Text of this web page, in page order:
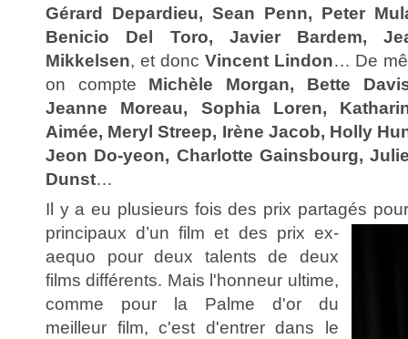
Gérard Depardieu, Sean Penn, Peter
Benicio Del Toro, Javier Bardem,
Mikkelsen, et donc Vincent Lindon… De
on compte Michèle Morgan, Bette
Jeanne Moreau, Sophia Loren,
Aimée, Meryl Streep, Irène Jacob, Holly
Jeon Do-yeon, Charlotte Gainsbourg,
Dunst…
Il y a eu plusieurs fois des prix partagés
principaux d’un film et des prix ex-
aequo pour deux talents de deux
films différents. Mais l'honneur ultime,
comme pour la Palme d'or du
meilleur film, c'est d'entrer dans le